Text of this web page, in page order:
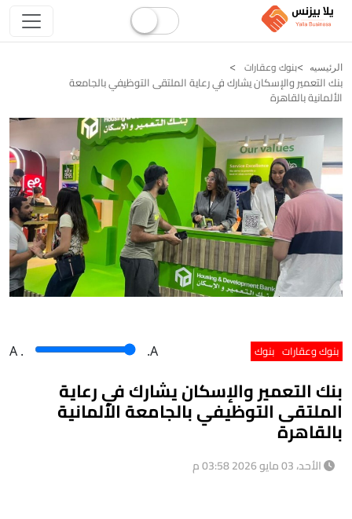
الرئيسيه بنوك وعقارات
بنك التعمير والإسكان يشارك في رعاية الملتقى التوظيفي بالجامعة
الألمانية بالقاهرة
بنوك وعقارات بنوك A . .A
بنك التعمير والإسكان يشارك في رعاية
الملتقى التوظيفي بالجامعة الألمانية
بالقاهرة
الأحد، 03 مايو 2026 03:58 م